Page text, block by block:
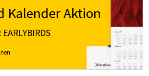
Kalender Aktion
EARLYBIRDS